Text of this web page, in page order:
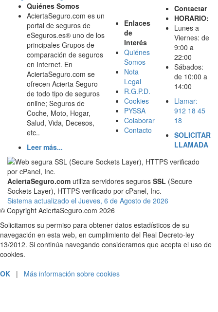
Quiénes Somos
AciertaSeguro.com es un
portal de seguros de
eSeguros.es® uno de los
principales Grupos de
comparación de seguros
en Internet. En
AciertaSeguro.com se
ofrecen Acierta Seguro
de todo tipo de seguros
online; Seguros de
Coche, Moto, Hogar,
Salud, Vida, Decesos,
etc..
Leer más...
Enlaces
de
Interés
Quiénes
Somos
Nota
Legal
R.G.P.D.
Cookies
PYSSA
Colaborar
Contacto
Contactar
HORARIO:
Lunes a
Viernes: de
9:00 a
22:00
Sábados:
de 10:00 a
14:00
Llamar:
912 18 45
18
SOLICITAR
LLAMADA
AciertaSeguro.com utiliza servidores seguros SSL (Secure
Sockets Layer), HTTPS verificado por cPanel, Inc.
Sistema actualizado el Jueves, 6 de Agosto de 2026
© Copyright AciertaSeguro.com 2026
Solicitamos su permiso para obtener datos estadísticos de su
navegación en esta web, en cumplimiento del Real Decreto-ley
13/2012. Si continúa navegando consideramos que acepta el uso de
cookies.
OK | Más información sobre cookies